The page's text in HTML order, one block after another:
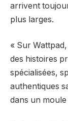
arrivent
plus larges.
« Sur
des histoires
spécialisées,
authentiques
dans un